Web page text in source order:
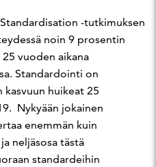
-tutkimuksen
noin 9 prosentin
vuoden aikana
Standardointi on
huikeat 25
Nykyään jokainen
enemmän kuin
neljäsosa tästä
standardeihin